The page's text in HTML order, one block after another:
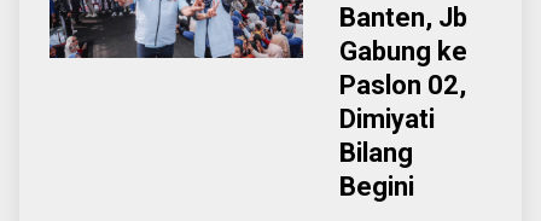
Banten, Jb
Gabung ke
Paslon 02,
Dimiyati
Bilang
Begini